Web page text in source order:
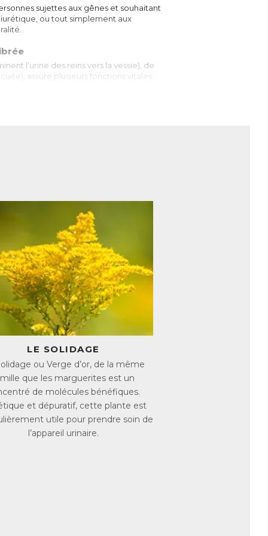
sujettes aux gênes et souhaitant
ou tout simplement aux
l’urine des reins vers la vessie), de
assure plusieurs fonctions vitales :
notamment les infections
peuvent favoriser la prolifération de
ses déchets, contribuer à son
soient ponctuelles ou récidivantes.
dans le microbiote intestinal)
: proximité du méat urinaire et de
dans l’année
?
urinaire sain :
ou ultra-transformés
+ antioxydants)
rénal
pathogènes
suffisante, d’au minimum
urinaires
LE SOLIDAGE
ou Verge d’or, de la même
que les marguerites est un
de molécules bénéfiques.
et dépuratif, cette plante est
utile pour prendre soin de
l’appareil urinaire.